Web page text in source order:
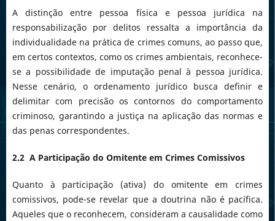
A distinção entre pessoa física e pessoa jurídica na
responsabilização por delitos ressalta a importância da
individualidade na prática de crimes comuns, ao passo que,
em certos contextos, como os crimes ambientais, reconhece-
se a possibilidade de imputação penal à pessoa jurídica.
Nesse cenário, o ordenamento jurídico busca definir e
delimitar com precisão os contornos do comportamento
criminoso, garantindo a justiça na aplicação das normas e
das penas correspondentes.
2.2 A Participação do Omitente em Crimes Comissivos
Quanto à participação (ativa) do omitente em crimes
comissivos, pode-se revelar que a doutrina não é pacífica.
Aqueles que o reconhecem, consideram a causalidade como